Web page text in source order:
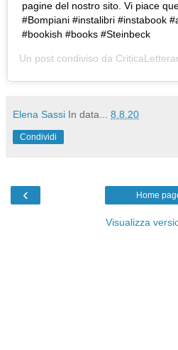
pagine del nostro sito. Vi piace
#Bompiani #instalibri #instabook
#bookish #books #Steinbeck
Un post condiviso da
Elena Sassi In data... 8.8.20
Condividi
‹ Home
Visualizza